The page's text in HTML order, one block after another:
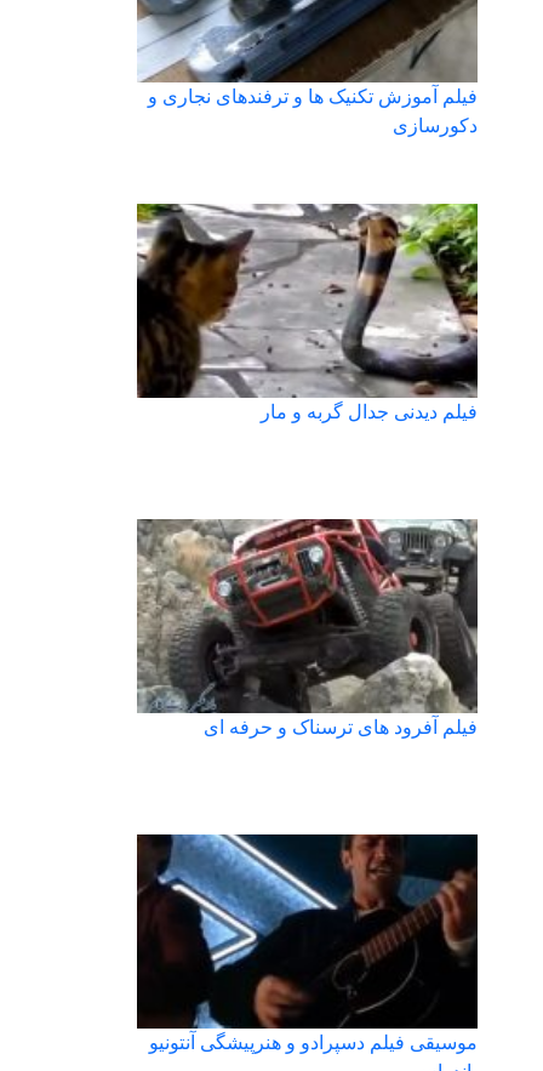
فیلم آموزش تکنیک ها و ترفندهای نجاری و
دکورسازی
فیلم دیدنی جدال گربه و مار
فیلم آفرود های ترسناک و حرفه ای
موسیقی فیلم دسپرادو و هنرپیشگی آنتونیو